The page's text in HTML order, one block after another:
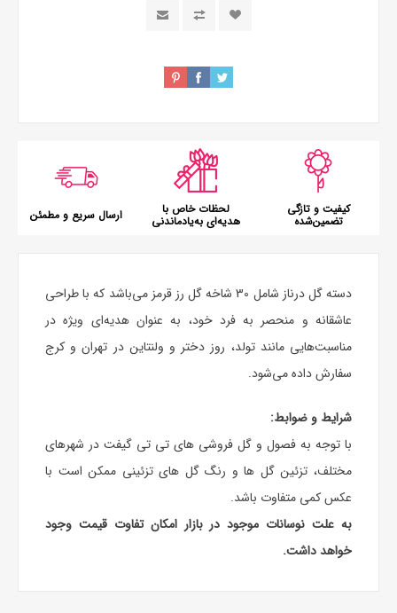
کیفیت و تازگی
تضمین‌شده
لحظات خاص با
هدیه‌ای به‌یادماندنی ارسال سریع و مطمئن
دسته گلدرناز شامل 30 شاخه گل رز قرمز می‌باشد که با طراحی
عاشقانه و منحصر به فرد خود، به عنوان هدیه‌ای ویژه در
مناسبت‌هایی مانند تولد، روز دختر و ولنتاین در تهران و کرج
سفارش داده می‌شود.
شرایط و ضوابط:
با توجه به فصول و گل فروشی های تی تی گیفت در شهرهای
مختلف، تزئین گل ها و رنگ گل های تزئینی ممکن است با
عکس کمی متفاوت باشد.
به علت نوسانات موجود در بازار امکان تفاوت قیمت وجود
خواهد داشت.